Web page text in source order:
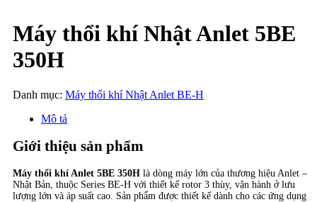
Máy thổi khí Nhật Anlet 5BE
350H
Danh mục: Máy thổi khí Nhật Anlet BE-H
Mô tả
Giới thiệu sản phẩm
Máy thổi khí Anlet 5BE 350H là dòng máy lớn của thương hiệu Anlet –
Nhật Bản, thuộc Series BE-H với thiết kế rotor 3 thùy, vận hành ở lưu
lượng lớn và áp suất cao. Sản phẩm được thiết kế dành cho các ứng dụng